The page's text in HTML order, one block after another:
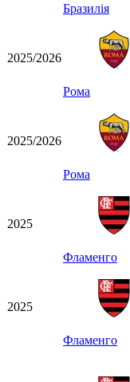
Бразилія
2025/2026
Рома
2025/2026
Рома
2025
Фламенго
2025
Фламенго